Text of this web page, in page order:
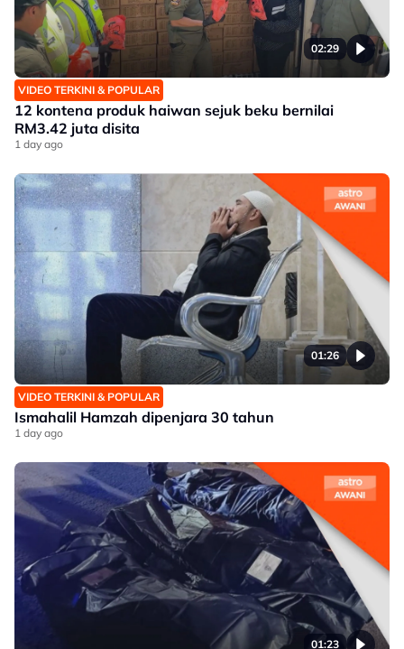
02:29
VIDEO TERKINI & POPULAR
12 kontena produk haiwan sejuk beku bernilai
RM3.42 juta disita
1 day ago
01:26
VIDEO TERKINI & POPULAR
Ismahalil Hamzah dipenjara 30 tahun
1 day ago
01:23